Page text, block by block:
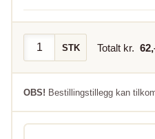
STK Totalt kr. 62
OBS! Bestillingstillegg kan